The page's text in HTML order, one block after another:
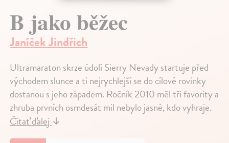
B jako běžec
Janíček Jindřich
Ultramaraton skrze údolí Sierry Nevady startuje před
východem slunce a ti nejrychlejší se do cílové rovinky
dostanou s jeho západem. Ročník 2010 měl tři favority a
zhruba prvních osmdesát mil nebylo jasné, kdo vyhraje.
Čítať ďalej↓